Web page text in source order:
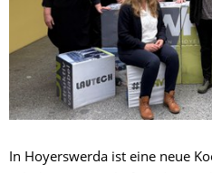
In Hoyerswerda ist eine neue